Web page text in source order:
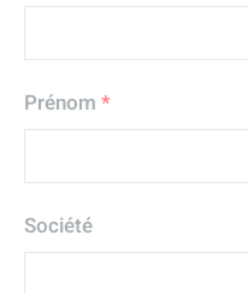
Prénom *
Société